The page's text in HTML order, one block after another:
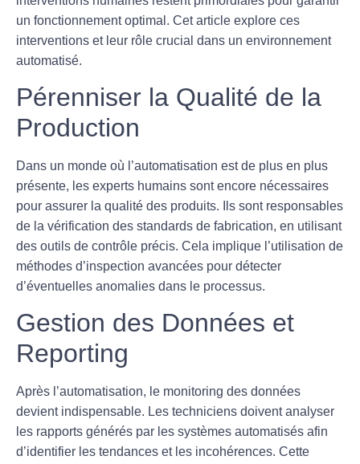
un fonctionnement optimal. Cet article explore ces
interventions et leur rôle crucial dans un environnement
automatisé.
Pérenniser la Qualité de la
Production
Dans un monde où l’automatisation est de plus en plus
présente, les experts humains sont encore nécessaires
pour assurer la qualité des produits. Ils sont responsables
de la vérification des standards de fabrication, en utilisant
des outils de contrôle précis. Cela implique l’utilisation de
méthodes d’inspection avancées pour détecter
d’éventuelles anomalies dans le processus.
Gestion des Données et
Reporting
Après l’automatisation, le monitoring des données
devient indispensable. Les techniciens doivent analyser
les rapports générés par les systèmes automatisés afin
d’identifier les tendances et les incohérences. Cette